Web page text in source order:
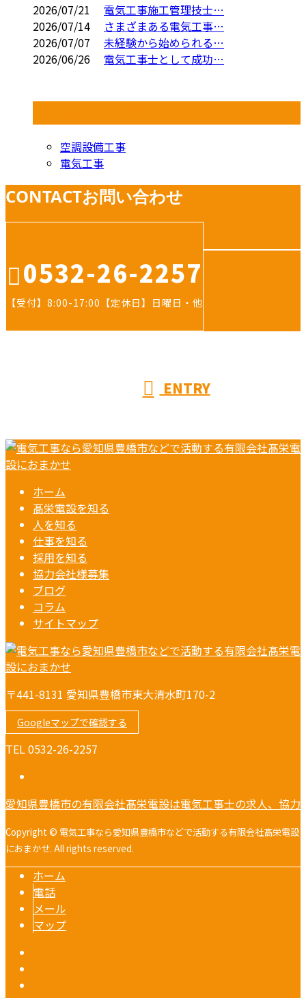
2026/07/21
電気工事施工管理技士…
2026/07/14
さまざまある電気工事…
2026/07/07
未経験から始められる…
2026/06/26
電気工事士として成功…
空調設備工事
電気工事
CONTACTお問い合わせ
0532-26-2257
【受付】8:00-17:00【定休日】日曜日・他
ENTRY
ホーム
髙栄電設を知る
人を知る
仕事を知る
採用を知る
協力会社様募集
ブログ
コラム
サイトマップ
〒441-8131 愛知県豊橋市東大清水町170-2
Googleマップで確認する
TEL 0532-26-2257
愛知県豊橋市の有限会社髙栄電設は電気工事士の求人、協力
Copyright © 電気工事なら愛知県豊橋市などで活動する有限会社髙栄電設
におまかせ. All rights reserved.
ホーム
電話
メール
マップ